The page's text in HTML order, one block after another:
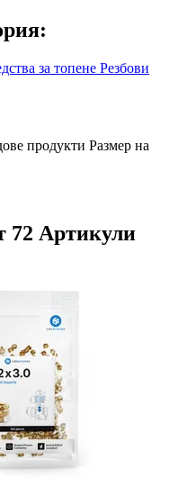
за топене Резбови
продукти Размер на
72 Артикули